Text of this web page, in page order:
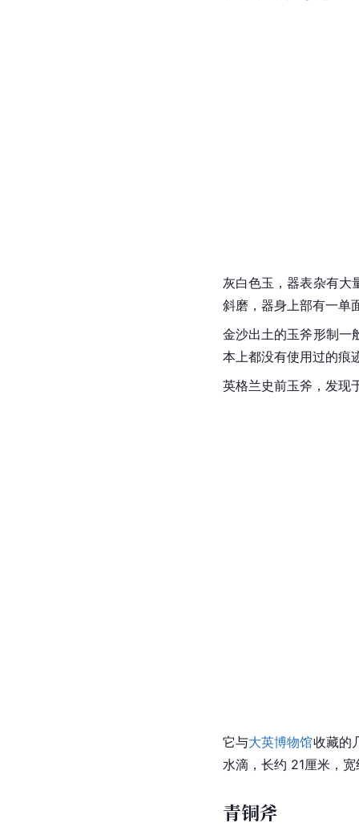
灰白色玉，器表杂有大
斜磨，器身上部有一单
金沙出土的玉斧形制一
本上都没有使用过的痕
英格兰史前玉斧，发现
它与大英博物馆收藏的
水滴，长约 21厘米，
青铜斧